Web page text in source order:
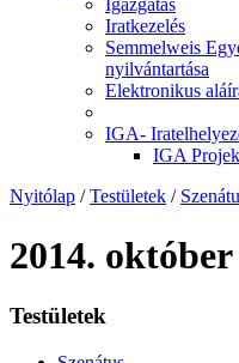
Igazgatás
Iratkezelés
Semmelweis
nyilvántartása
Elektronikus
IGA-
IGA
Nyitólap / Testületek /
2014. október
Testületek